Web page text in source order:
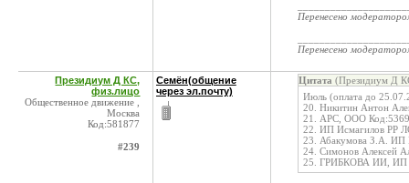
Перенесено
Перенесено
Президиум Д КС,
физ.лицо
Общественное движение ,
Москва
Код:581877
#239
Семён(общение
через эл.почту)
Цитата (Президиум Д
Июль (оплата до
20. Никитин Антон
21. АРС, ООО
22. ИП Исмагилов РР
23. Абакумова З.А. ИП
24. Симонов Алексей
25. ГРИБКОВА ИИ, ИП